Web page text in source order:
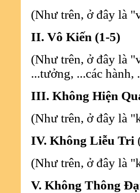
(Như trên, ở đây là
II. Vô Kiến (1-5)
(Như trên, ở đây là
...tưởng, ...các hành,
III. Không Hiện
(Như trên, ở đây là
IV. Không Liễu Tri
(Như trên, ở đây là
V. Không Thông